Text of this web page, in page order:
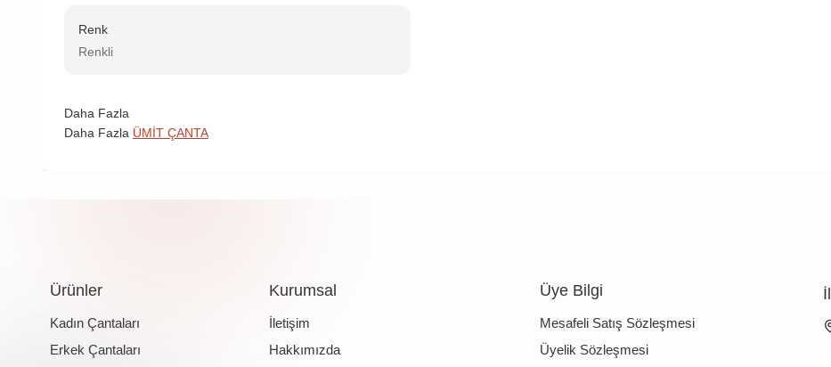
Renk
Renkli
Daha Fazla
Daha Fazla ÜMİT ÇANTA
Ürünler
Kadın Çantaları
Erkek Çantaları
Kurumsal
İletişim
Hakkımızda
Üye Bilgi
Mesafeli Satış Sözleşmesi
Üyelik Sözleşmesi